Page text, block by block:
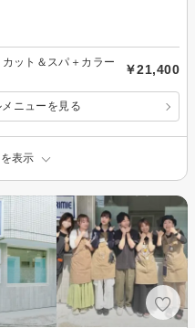
カット＆スパ＋カラー
￥21,400
ニューを見る
表示